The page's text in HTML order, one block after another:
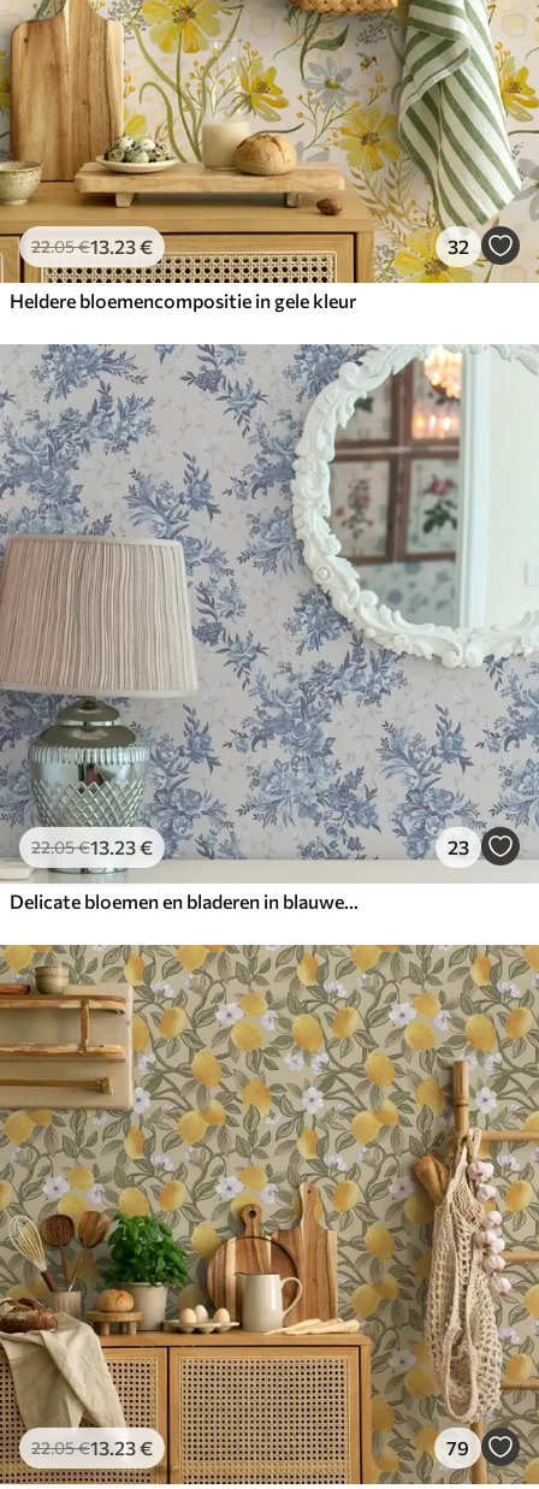
22.05€13.23€ 32
Heldere bloemencompositie in gele kleur
22.05€13.23€ 23
Delicate bloemen en bladeren in blauwe en blauwe kleuren op een lichte achtergrond
22.05€13.23€ 79